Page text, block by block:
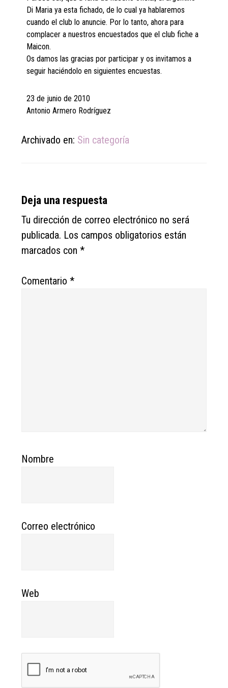
Di Maria ya esta fichado, de lo cual ya hablaremos
cuando el club lo anuncie. Por lo tanto, ahora para
complacer a nuestros encuestados que el club fiche a
Maicon.
Os damos las gracias por participar y os invitamos a
seguir haciéndolo en siguientes encuestas.
23 de junio de 2010
Antonio Armero Rodríguez
Archivado en: Sin categoría
Reader
Interactions
Deja una respuesta
Tu dirección de correo electrónico no será
publicada. Los campos obligatorios están
marcados con*
Comentario*
Nombre
Correo electrónico
Web